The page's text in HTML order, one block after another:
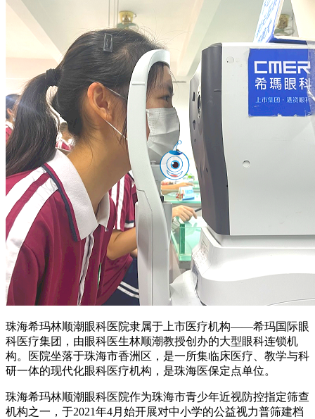
珠海希玛林顺潮眼科医院隶属于上市医疗机构——希玛国际眼
科医疗集团，由眼科医生林顺潮教授创办的大型眼科连锁机
构。医院坐落于珠海市香洲区，是一所集临床医疗、教学与科
研一体的现代化眼科医疗机构，是珠海医保定点单位。
珠海希玛林顺潮眼科医院作为珠海市青少年近视防控指定筛查
机构之一，于2021年4月始开展对中小学的公益视力普筛建档